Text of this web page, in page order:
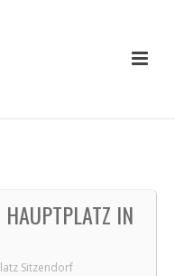
IN
Sitzendorf